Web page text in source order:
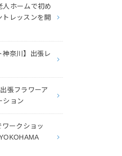
人ホームで初め
レッスンを開
神奈川】出張レ
張フラワーア
ション
ークショッ